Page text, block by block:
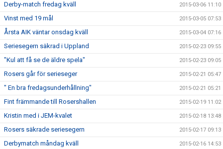
Derby-match fredag kväll 2015-03-06 11:10
Vinst med 19 mål 2015-03-05 07:53
Årsta AIK väntar onsdag kväll 2015-03-04 07:16
Seriesegern säkrad i Uppland 2015-02-23 09:55
"Kul att få se de äldre spela" 2015-02-23 09:05
Rosers går för serieseger 2015-02-21 05:47
" En bra fredagsunderhållning" 2015-02-21 05:21
Fint främmande till Rosershallen 2015-02-19 11:02
Kristin med i JEM-kvalet 2015-02-18 13:48
Rosers säkrade seriesegern 2015-02-17 09:13
Derbymatch måndag kväll 2015-02-16 14:53